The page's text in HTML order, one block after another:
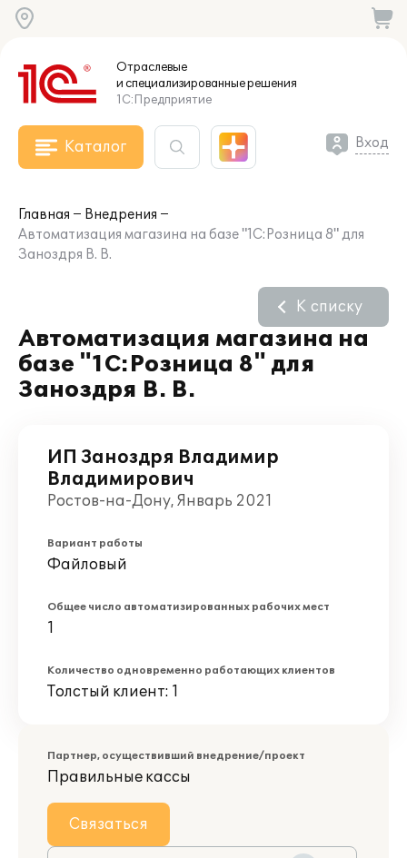
Отраслевые
и специализированныерешения
1С:Предприятие
Каталог Вход
Главная
Внедрения
Автоматизация магазина на базе "1С:Розница 8" для
Заноздря В. В.
Автоматизация магазина на
базе "1С:Розница 8" для
Заноздря В. В.
К списку
ИП Заноздря Владимир
Владимирович
Ростов-на-Дону, Январь 2021
Вариант работы
Файловый
Общее число автоматизированных рабочих мест
1
Количество одновременно работающих клиентов
Толстый клиент: 1
Партнер, осуществивший внедрение/проект
Правильные кассы
Связаться